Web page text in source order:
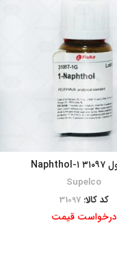
Supelco
کد کالا: 31097
درخواست قیمت